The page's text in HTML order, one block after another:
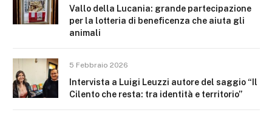
Vallo della Lucania: grande partecipazione
per la lotteria di beneficenza che aiuta gli
animali
5 Febbraio 2026
Intervista a Luigi Leuzzi autore del saggio “Il
Cilento che resta: tra identità e territorio”